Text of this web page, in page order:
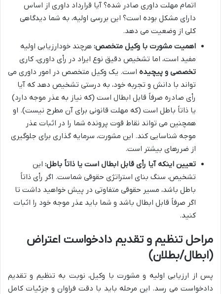
اتمام مهلت داوری صادر شده؟ آیا قرارداد داوری از اساس
دارای مشکل بوده است؟ این بررسی اولیه، به شما دیدگاهی
کلی از وضعیت می دهد.
اهمیت مشورت با وکیل متخصص: هرچند خودارزیابی اولیه
مفید است، اما تشخیص دقیق نوع ایراد در رأی داوری، کاری
تخصصی و پیچیده است. یک وکیل متخصص در امور داوری می
تواند با دانش و تجربه خود، به درستی تشخیص دهد که آیا
رأی صادره صرفاً قابل ابطال است (که نیاز به عذر موجه دارد)
یا ذاتاً باطل است (که مهلت قانونی برای آن مطرح نیست). او
همچنین می تواند نقاط قوت پرونده شما را در اثبات عذر
موجه شناسایی کند. این مشورت، سرمایه گذاری برای جلوگیری
از ضررهای بیشتر است.
تعیین اینکه آیا رأی قابل ابطال است یا ذاتاً باطل: این
تشخیص، سنگ بنای استراتژی حقوقی شماست. اگر رأی ذاتاً
باطل باشد، مسیر حقوقی متفاوتی در پیش خواهید داشت تا
اگر صرفاً قابل ابطال باشد و شما باید عذر موجه خود را اثبات
کنید.
مراحل تنظیم و تقدیم دادخواست اعتراض
(ابطال/بطلان)
پس از ارزیابی اولیه و مشورت با وکیل، نوبت به تنظیم و تقدیم
دادخواست می رسد. این مرحله باید با دقت فراوان و جزئیات کامل